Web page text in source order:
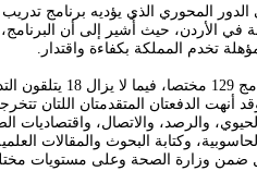
المحوري الذي يؤديه برنامج تدريب
تخدم المملكة بكفاءة واقتدار.
أنهت الدفعتان المتقدمتان اللتان
والرصد، والاتصال، واقتصاديات
وكتابة البحوث والمقالات
ضمن وزارة الصحة وعلى مستويات